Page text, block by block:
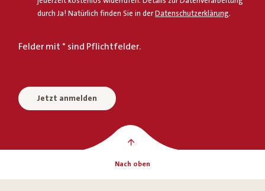
durch Ja! Natürlich finden Sie in derDatenschutzerklärung.
Felder mit * sind Pflichtfelder.
Jetzt anmelden
Nach oben